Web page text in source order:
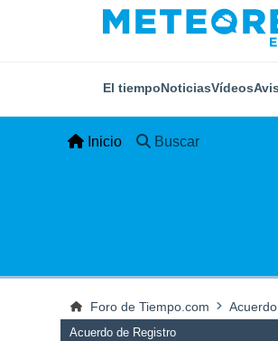
El tiempoNoticiasVídeos
Inicio Buscar
Foro de Tiempo.com
Acuerdo de Registro